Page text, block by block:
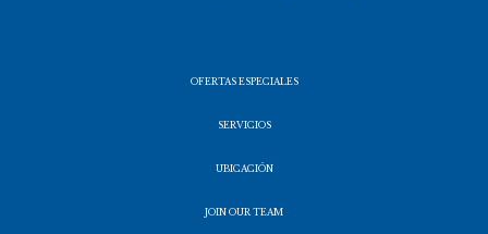
OFERTAS ESPECIALES
SERVICIOS
UBICACIÓN
JOIN OUR TEAM